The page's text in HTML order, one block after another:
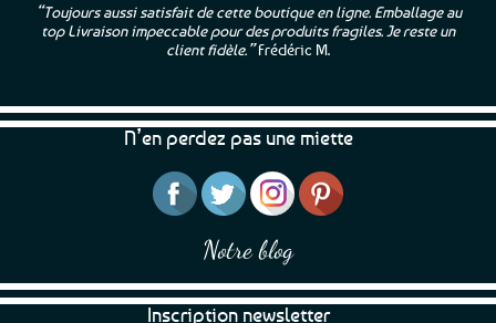
“Toujours aussi satisfait de cette boutique en ligne. Emballage au
top Livraison impeccable pour des produits fragiles. Je reste un
client fidèle.”Frédéric M.
N’en perdez pas une miette
Notre blog
Inscription newsletter